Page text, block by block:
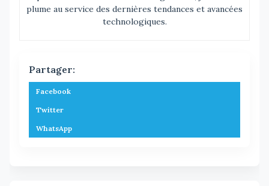
plume au service des dernières tendances et avancées
technologiques.
Partager:
Facebook
Twitter
WhatsApp